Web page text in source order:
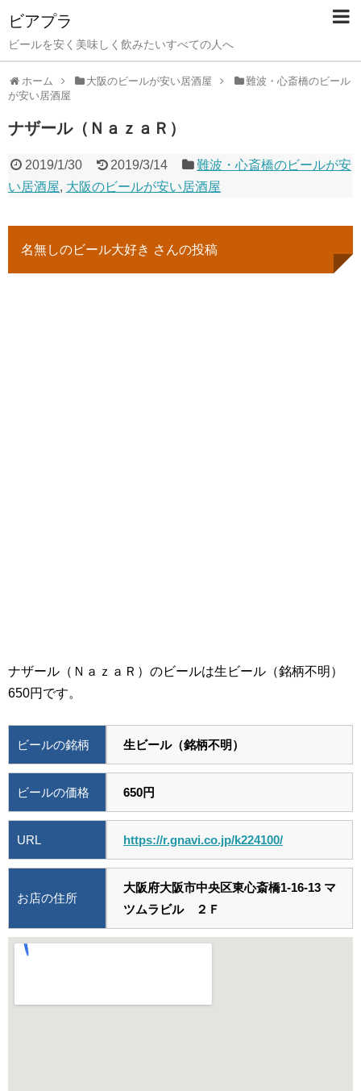
ビアプラ
ビールを安く美味しく飲みたいすべての人へ
ホーム 大阪のビールが安い居酒屋
難波・心斎橋のビール
が安い居酒屋
ナザール（ＮａｚａＲ）
2019/1/30 2019/3/14
難波・心斎橋のビールが安
い居酒屋, 大阪のビールが安い居酒屋
名無しのビール大好き さんの投稿
ナザール（ＮａｚａＲ）のビールは生ビール（銘柄不明）
650円です。
ビールの銘柄 生ビール（銘柄不明）
ビールの価格 650円
URL https://r.gnavi.co.jp/k224100/
お店の住所
大阪府大阪市中央区東心斎橋1-16-13 マ
ツムラビル ２Ｆ